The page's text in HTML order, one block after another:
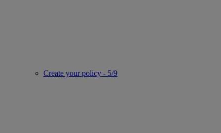
Create your policy - 5/9